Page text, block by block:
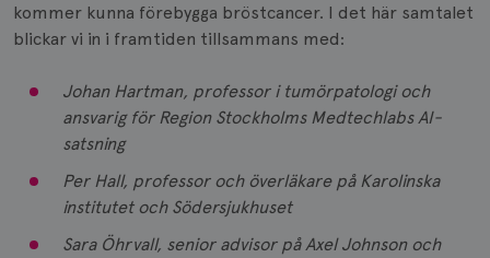
kommer kunna förebygga bröstcancer. I det här samtalet
blickar vi in i framtiden tillsammans med:
Johan Hartman, professor i tumörpatologi och
ansvarig för Region Stockholms Medtechlabs AI-
satsning
Per Hall, professor och överläkare på Karolinska
institutet och Södersjukhuset
Sara Öhrvall, senior advisor på Axel Johnson och